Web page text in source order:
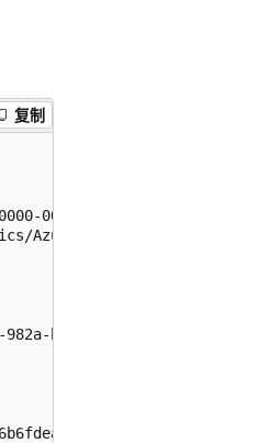
复制
000000000000/ResourceGroups
Azure/operationResults/
bc8d94798d61’